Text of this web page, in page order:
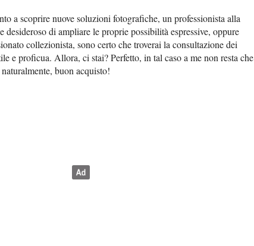
a scoprire nuove soluzioni fotografiche, un professionista alla
desideroso di ampliare le proprie possibilità espressive, oppure
collezionista, sono certo che troverai la consultazione dei
e proficua. Allora, ci stai? Perfetto, in tal caso a me non resta che
buon acquisto!